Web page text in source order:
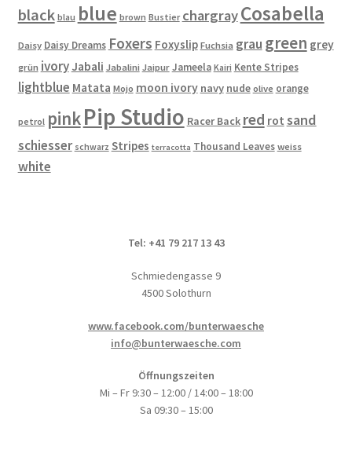
der
Produktseite
gewählt
werden
black blau blue brown Bustier chargrayCosabella
Daisy Daisy Dreams Foxers Foxyslip Fuchsia grau green grey
grün ivory Jabali Jabalini Jaipur Jameela Kairi Kente Stripes
lightblue Matata Mojo moon ivory navy nude olive orange
petrol pinkPip Studio Racer Back red rot sand
schiesser schwarz Stripes terracotta Thousand Leaves weiss
white
Tel: +41 79 217 13 43
Schmiedengasse 9
4500 Solothurn
www.facebook.com/bunterwaesche
info@bunterwaesche.com
Öffnungszeiten
Mi – Fr 9:30 – 12:00 / 14:00 – 18:00
Sa 09:30 – 15:00